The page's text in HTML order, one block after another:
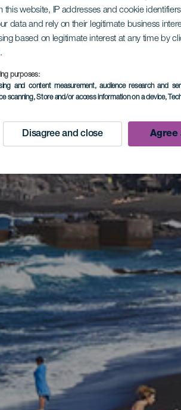
this website, IP addresses and cookie
data and rely on their legitimate business
based on legitimate interest at any time by
purposes:
and content measurement, audience research and
scanning, Store and/or access information on a device,
Disagree and close Agree